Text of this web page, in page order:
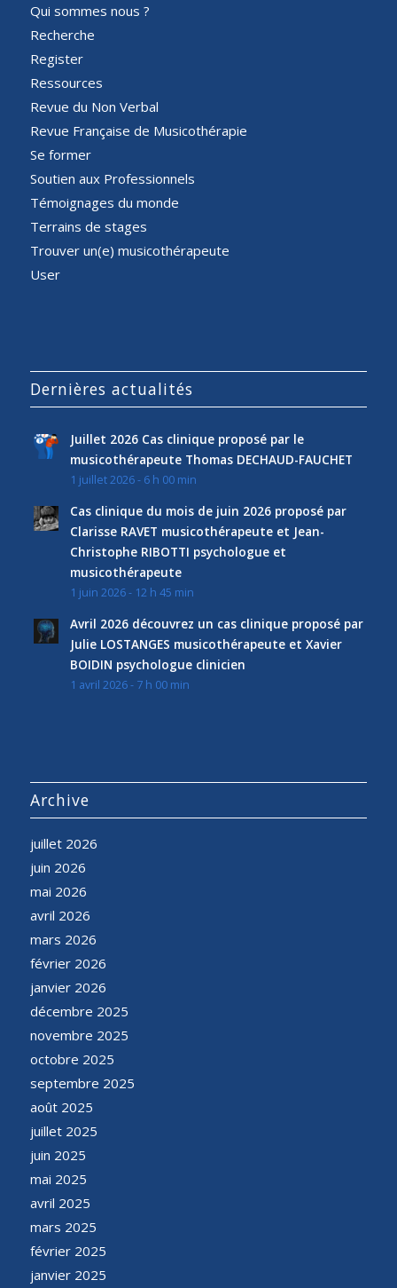
Qui sommes nous ?
Recherche
Register
Ressources
Revue du Non Verbal
Revue Française de Musicothérapie
Se former
Soutien aux Professionnels
Témoignages du monde
Terrains de stages
Trouver un(e) musicothérapeute
User
Dernières actualités
Juillet 2026 Cas clinique proposé par le
musicothérapeute Thomas DECHAUD-FAUCHET
1 juillet 2026 - 6 h 00 min
Cas clinique du mois de juin 2026 proposé par
Clarisse RAVET musicothérapeute et Jean-
Christophe RIBOTTI psychologue et
musicothérapeute
1 juin 2026 - 12 h 45 min
Avril 2026 découvrez un cas clinique proposé par
Julie LOSTANGES musicothérapeute et Xavier
BOIDIN psychologue clinicien
1 avril 2026 - 7 h 00 min
Archive
juillet 2026
juin 2026
mai 2026
avril 2026
mars 2026
février 2026
janvier 2026
décembre 2025
novembre 2025
octobre 2025
septembre 2025
août 2025
juillet 2025
juin 2025
mai 2025
avril 2025
mars 2025
février 2025
janvier 2025